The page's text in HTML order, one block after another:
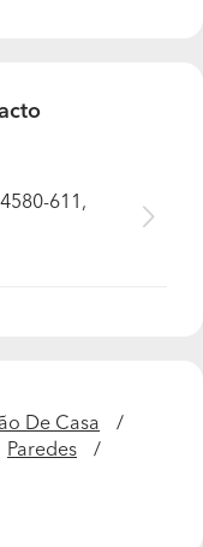
611,
De Casa
Paredes